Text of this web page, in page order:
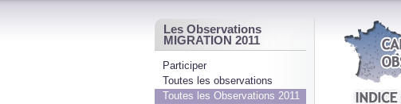
Les Observations
MIGRATION 2011
Participer
Toutes les observations
Toutes les Observations 2011